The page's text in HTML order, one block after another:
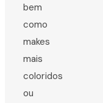
bem
como
makes
mais
coloridos
ou